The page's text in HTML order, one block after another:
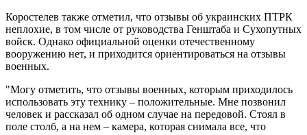
Коростелев также отметил, что отзывы об украинских ПТРК
неплохие, в том числе от руководства Генштаба и Сухопутных
войск. Однако официальной оценки отечественному
вооружению нет, и приходится ориентироваться на отзывы
военных.
"Могу отметить, что отзывы военных, которым приходилось
использовать эту технику – положительные. Мне позвонил
человек и рассказал об одном случае на передовой. Стоял в
поле столб, а на нем – камера, которая снимала все, что